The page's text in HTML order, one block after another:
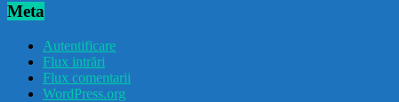
Meta
Autentificare
Flux intrări
Flux comentarii
WordPress.org